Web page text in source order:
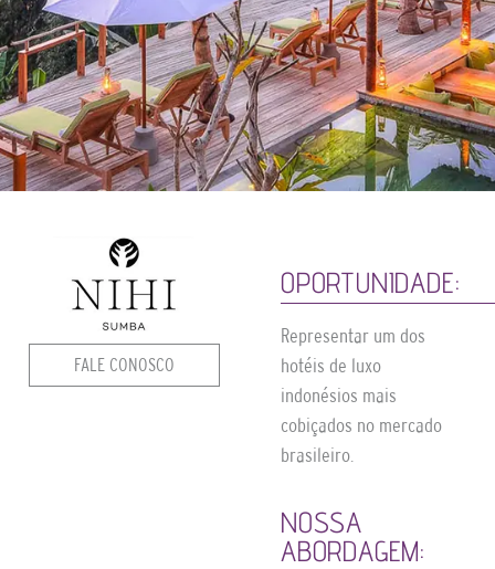
FALE CONOSCO
OPORTUNIDADE:
Representar um dos
hotéis de luxo
indonésios mais
cobiçados no mercado
brasileiro.
NOSSA
ABORDAGEM: